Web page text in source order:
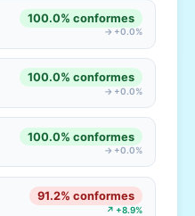
100.0% conformes
→ +0.0%
100.0% conformes
→ +0.0%
100.0% conformes
→ +0.0%
91.2% conformes
↗ +8.9%